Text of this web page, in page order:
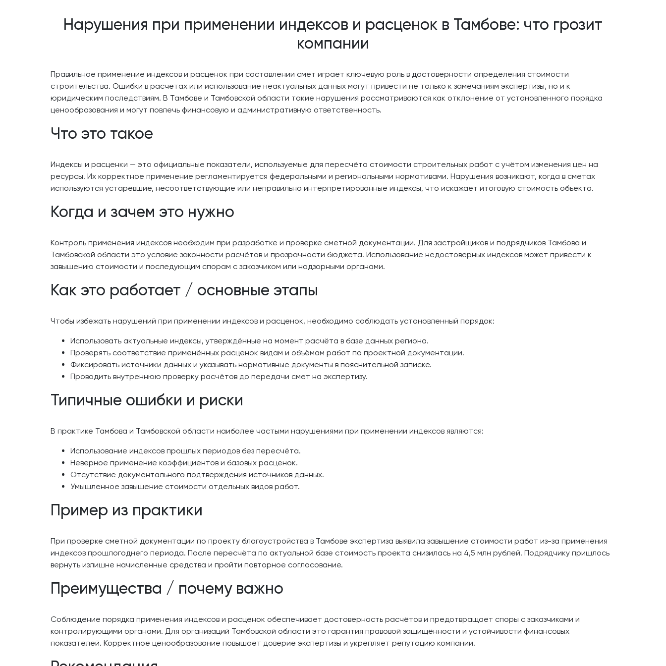
Нарушения при применении индексов и расценок в Тамбове: что грозит
компании
Правильное применение индексов и расценок при составлении смет играет ключевую роль в достоверности определения стоимости
строительства. Ошибки в расчётах или использование неактуальных данных могут привести не только к замечаниям экспертизы, но и к
юридическим последствиям. В Тамбове и Тамбовской области такие нарушения рассматриваются как отклонение от установленного порядка
ценообразования и могут повлечь финансовую и административную ответственность.
Что это такое
Индексы и расценки — это официальные показатели, используемые для пересчёта стоимости строительных работ с учётом изменения цен на
ресурсы. Их корректное применение регламентируется федеральными и региональными нормативами. Нарушения возникают, когда в сметах
используются устаревшие, несоответствующие или неправильно интерпретированные индексы, что искажает итоговую стоимость объекта.
Когда и зачем это нужно
Контроль применения индексов необходим при разработке и проверке сметной документации. Для застройщиков и подрядчиков Тамбова и
Тамбовской области это условие законности расчётов и прозрачности бюджета. Использование недостоверных индексов может привести к
завышению стоимости и последующим спорам с заказчиком или надзорными органами.
Как это работает / основные этапы
Чтобы избежать нарушений при применении индексов и расценок, необходимо соблюдать установленный порядок:
Использовать актуальные индексы, утверждённые на момент расчёта в базе данных региона.
Проверять соответствие применённых расценок видам и объёмам работ по проектной документации.
Фиксировать источники данных и указывать нормативные документы в пояснительной записке.
Проводить внутреннюю проверку расчётов до передачи смет на экспертизу.
Типичные ошибки и риски
В практике Тамбова и Тамбовской области наиболее частыми нарушениями при применении индексов являются:
Использование индексов прошлых периодов без пересчёта.
Неверное применение коэффициентов и базовых расценок.
Отсутствие документального подтверждения источников данных.
Умышленное завышение стоимости отдельных видов работ.
Пример из практики
При проверке сметной документации по проекту благоустройства в Тамбове экспертиза выявила завышение стоимости работ из-за применения
индексов прошлогоднего периода. После пересчёта по актуальной базе стоимость проекта снизилась на 4,5 млн рублей. Подрядчику пришлось
вернуть излишне начисленные средства и пройти повторное согласование.
Преимущества / почему важно
Соблюдение порядка применения индексов и расценок обеспечивает достоверность расчётов и предотвращает споры с заказчиками и
контролирующими органами. Для организаций Тамбовской области это гарантия правовой защищённости и устойчивости финансовых
показателей. Корректное ценообразование повышает доверие экспертизы и укрепляет репутацию компании.